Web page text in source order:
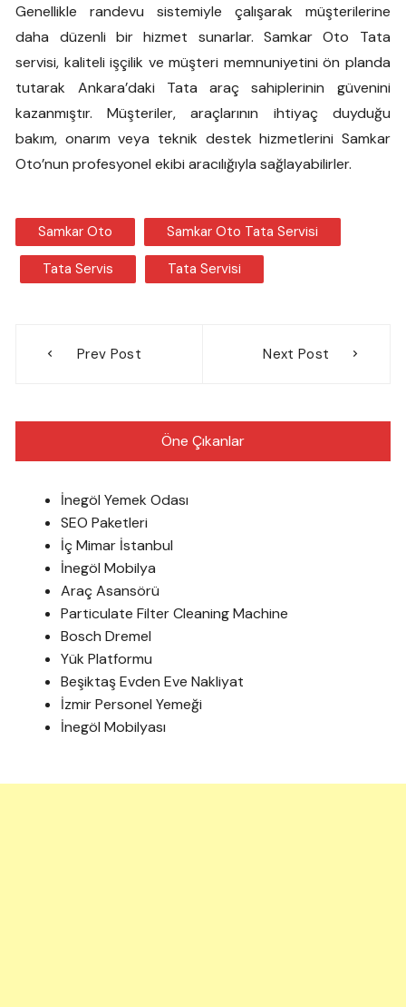
Genellikle randevu sistemiyle çalışarak müşterilerine
daha düzenli bir hizmet sunarlar. Samkar Oto Tata
servisi, kaliteli işçilik ve müşteri memnuniyetini ön planda
tutarak Ankara’daki Tata araç sahiplerinin güvenini
kazanmıştır. Müşteriler, araçlarının ihtiyaç duyduğu
bakım, onarım veya teknik destek hizmetlerini Samkar
Oto’nun profesyonel ekibi aracılığıyla sağlayabilirler.
Samkar Oto Samkar Oto Tata Servisi
Tata Servis Tata Servisi
gezinmesi
Prev Post Next Post
Öne Çıkanlar
İnegöl Yemek Odası
SEO Paketleri
İç Mimar İstanbul
İnegöl Mobilya
Araç Asansörü
Particulate Filter Cleaning Machine
Bosch Dremel
Yük Platformu
Beşiktaş Evden Eve Nakliyat
İzmir Personel Yemeği
İnegöl Mobilyası